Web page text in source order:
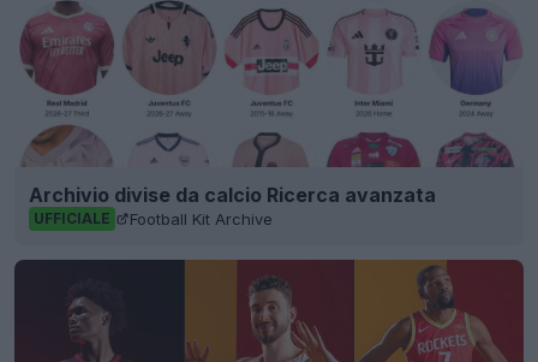
Archivio divise da calcio Ricerca avanzata
UFFICIALE Football Kit Archive